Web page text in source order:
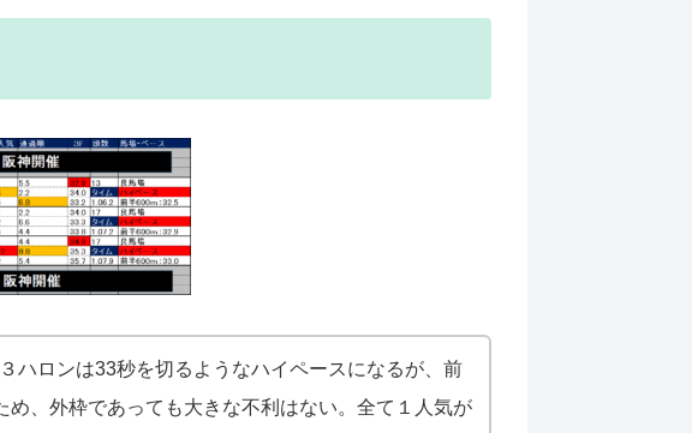
ハロンは33秒を切るようなハイペースになるが、前
め、外枠であっても大きな不利はない。全て１人気が